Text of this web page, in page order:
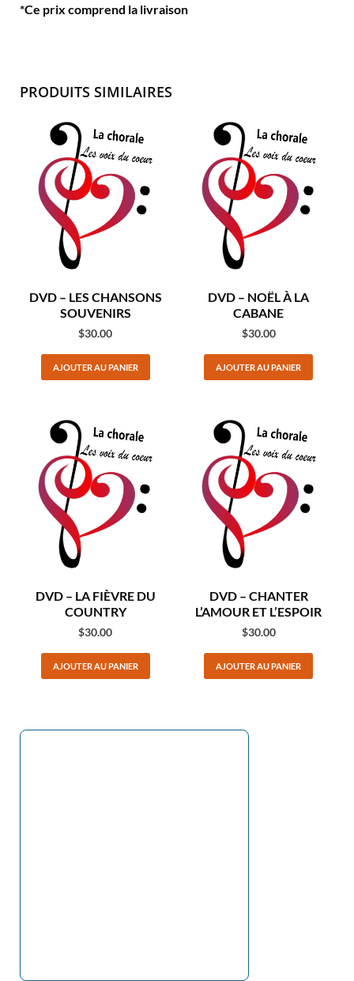
*Ce prix comprend la livraison
PRODUITS SIMILAIRES
DVD – LES CHANSONS
SOUVENIRS
$30.00
AJOUTER AU PANIER
DVD – NOËL À LA
CABANE
$30.00
AJOUTER AU PANIER
DVD – LA FIÈVRE DU
COUNTRY
$30.00
AJOUTER AU PANIER
DVD – CHANTER
L’AMOUR ET L’ESPOIR
$30.00
AJOUTER AU PANIER